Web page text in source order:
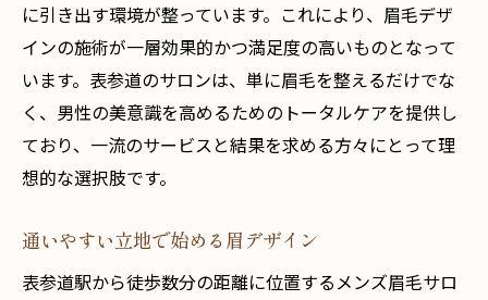
に引き出す環境が整っています。これにより、眉毛デザ
インの施術が一層効果的かつ満足度の高いものとなって
います。表参道のサロンは、単に眉毛を整えるだけでな
く、男性の美意識を高めるためのトータルケアを提供し
ており、一流のサービスと結果を求める方々にとって理
想的な選択肢です。
通いやすい立地で始める眉デザイン
表参道駅から徒歩数分の距離に位置するメンズ眉毛サロ